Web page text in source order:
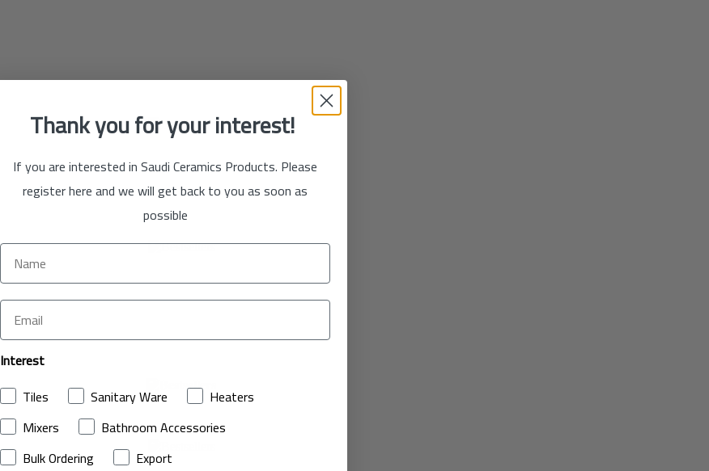
تسوق
الآن
Thank you for your interest!
If you are interested in Saudi Ceramics Products. Please
register here and we will get back to you as soon as
possible
Interest
Tiles
Sanitary Ware
Heaters
Mixers
Bathroom Accessories
Bulk Ordering
Export